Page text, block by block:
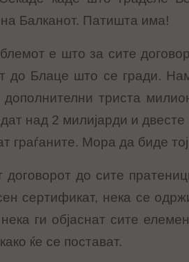
Балканот. Патишта има!
е што за сите
до Блаце што се гради.
триста
над 2 милијарди и
граѓаните. Мора да биде
договорот до сите
сертификат, нека се
ги објаснат сите
ќе се постават.